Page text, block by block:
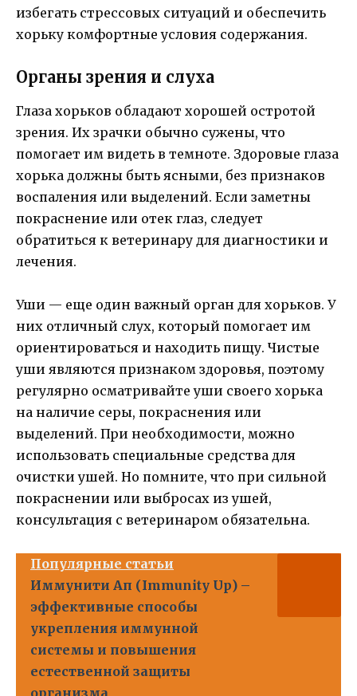
избегать стрессовых ситуаций и обеспечить
хорьку комфортные условия содержания.
Органы зрения и слуха
Глаза хорьков обладают хорошей остротой
зрения. Их зрачки обычно сужены, что
помогает им видеть в темноте. Здоровые глаза
хорька должны быть ясными, без признаков
воспаления или выделений. Если заметны
покраснение или отек глаз, следует
обратиться к ветеринару для диагностики и
лечения.
Уши — еще один важный орган для хорьков. У
них отличный слух, который помогает им
ориентироваться и находить пищу. Чистые
уши являются признаком здоровья, поэтому
регулярно осматривайте уши своего хорька
на наличие серы, покраснения или
выделений. При необходимости, можно
использовать специальные средства для
очистки ушей. Но помните, что при сильной
покраснении или выбросах из ушей,
консультация с ветеринаром обязательна.
Популярные статьи
Иммунити Ап (Immunity Up) –
эффективные способы
укрепления иммунной
системы и повышения
естественной защиты
организма